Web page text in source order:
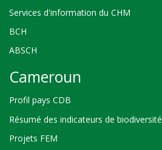
Services d'information du CHM
BCH
ABSCH
Cameroun
Profil pays CDB
Résumé des indicateurs de biodiversité
Projets FEM